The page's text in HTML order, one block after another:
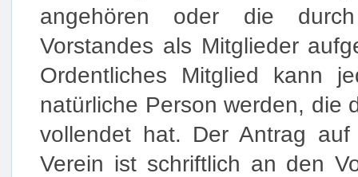
angehören oder die
Vorstandes als Mitglieder
Ordentliches Mitglied kann
natürliche Person werden, die
vollendet hat. Der Antrag
Verein ist schriftlich an den